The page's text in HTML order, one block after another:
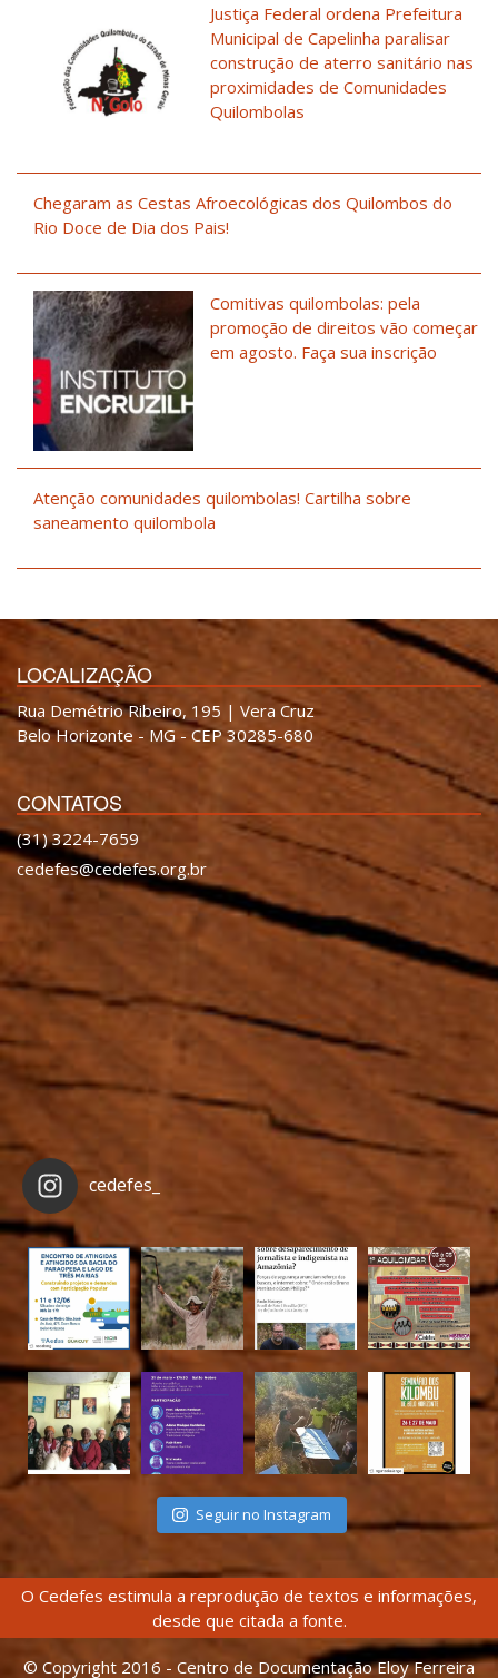
Justiça Federal ordena Prefeitura
Municipal de Capelinha paralisar
construção de aterro sanitário nas
proximidades de Comunidades
Quilombolas
Chegaram as Cestas Afroecológicas dos Quilombos do
Rio Doce de Dia dos Pais!
Comitivas quilombolas: pela
promoção de direitos vão começar
em agosto. Faça sua inscrição
Atenção comunidades quilombolas! Cartilha sobre
saneamento quilombola
LOCALIZAÇÃO
Rua Demétrio Ribeiro, 195 | Vera Cruz
Belo Horizonte - MG - CEP 30285-680
CONTATOS
(31) 3224-7659
cedefes@cedefes.org.br
cedefes_
Seguir no Instagram
O Cedefes estimula a reprodução de textos e informações,
desde que citada a fonte.
© Copyright 2016 - Centro de Documentação Eloy Ferreira